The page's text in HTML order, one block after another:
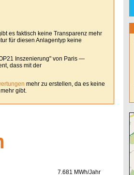
es faktisch keine Transparenz mehr
für diesen Anlagentyp keine
Inszenierung" von Paris —
dass mit der
mehr zu erstellen, da es keine
gibt.
7.681 MWh/Jahr